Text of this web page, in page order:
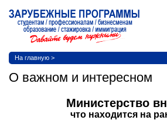
На главную >
О важном и интересном
Министерство
что находится на